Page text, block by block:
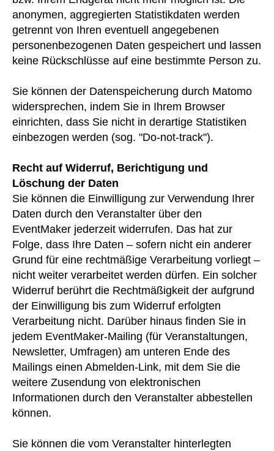
anonymen, aggregierten Statistikdaten werden
getrennt von Ihren eventuell angegebenen
personenbezogenen Daten gespeichert und lassen
keine Rückschlüsse auf eine bestimmte Person zu.
Sie können der Datenspeicherung durch Matomo
widersprechen, indem Sie in Ihrem Browser
einrichten, dass Sie nicht in derartige Statistiken
einbezogen werden (sog. "Do-not-track").
Recht auf Widerruf, Berichtigung und
Löschung der Daten
Sie können die Einwilligung zur Verwendung Ihrer
Daten durch den Veranstalter über den
EventMaker jederzeit widerrufen. Das hat zur
Folge, dass Ihre Daten – sofern nicht ein anderer
Grund für eine rechtmäßige Verarbeitung vorliegt –
nicht weiter verarbeitet werden dürfen. Ein solcher
Widerruf berührt die Rechtmäßigkeit der aufgrund
der Einwilligung bis zum Widerruf erfolgten
Verarbeitung nicht. Darüber hinaus finden Sie in
jedem EventMaker-Mailing (für Veranstaltungen,
Newsletter, Umfragen) am unteren Ende des
Mailings einen Abmelden-Link, mit dem Sie die
weitere Zusendung von elektronischen
Informationen durch den Veranstalter abbestellen
können.
Sie können die vom Veranstalter hinterlegten